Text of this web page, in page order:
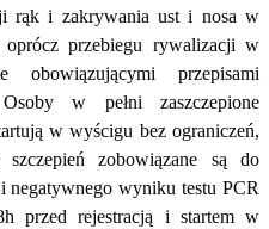
rąk i zakrywania ust i nosa w
oprócz przebiegu rywalizacji w
przepisami
w pełni zaszczepione
w wyścigu bez ograniczeń,
szczepień zobowiązane są do
negatywnego wyniku testu PCR
przed rejestracją i startem w